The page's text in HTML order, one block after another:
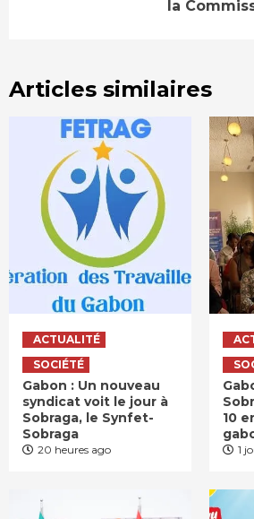
la
Articles similaires
ACTUALITÉ
SOCIÉTÉ
Gabon : Un nouveau
syndicat voit le jour à
Sobraga, le Synfet-
Sobraga
20 heures ago
10
1